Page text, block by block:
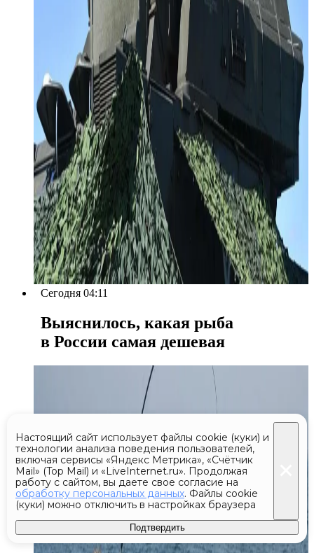
Сегодня 04:11
Выяснилось, какая рыба
в России самая дешевая
Настоящий сайт использует файлы cookie (куки) и
технологии анализа поведения пользователей,
включая сервисы «Яндекс Метрика», «Счётчик
Mail» (Top Mail) и «LiveInternet.ru». Продолжая
работу с сайтом, вы даете свое согласие на
обработку персональных данных. Файлы cookie
(куки) можно отключить в настройках браузера
Подтвердить